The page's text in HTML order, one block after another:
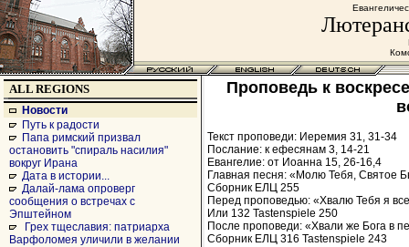
ALL REGIONS
Новости
Путь к радости
Папа римский призвал
остановить "спираль насилия"
вокруг Ирана
Дата в истории...
Далай-лама опроверг
сообщения о встречах с
Эпштейном
Грех тщеславия: патриарха
Варфоломея уличили в желании
Проповедь к
Текст проповеди: Иеремия 31, 31-34
Послание: к ефесянам 3, 14-21
Евангелие: от Иоанна 15, 26-16,4
Главная песня: «Молю Тебя, Святое
Сборник ЕЛЦ 255
Перед проповедью: «Хвалю Тебя я
Или 132 Tastenspiele 250
После проповеди: «Хвали же Бога в
Сборник ЕЛЦ 316 Tastenspiele 243